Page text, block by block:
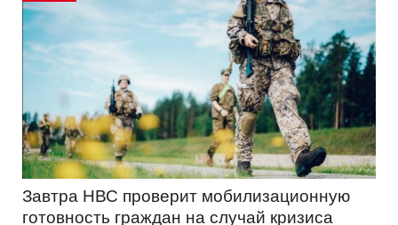
Завтра НВС проверит мобилизационную
готовность граждан на случай кризиса